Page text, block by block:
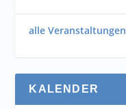
alle Veranstaltungen
KALENDER